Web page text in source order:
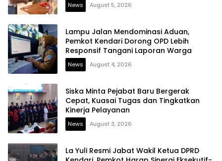
News August 5, 2026
Lampu Jalan Mendominasi Aduan,
Pemkot Kendari Dorong OPD Lebih
Responsif Tangani Laporan Warga
News August 4, 2026
Siska Minta Pejabat Baru Bergerak
Cepat, Kuasai Tugas dan Tingkatkan
Kinerja Pelayanan
News August 3, 2026
La Yuli Resmi Jabat Wakil Ketua DPRD